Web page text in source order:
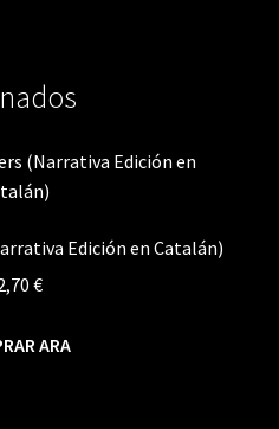
Edición en Catalán)
€
ARA